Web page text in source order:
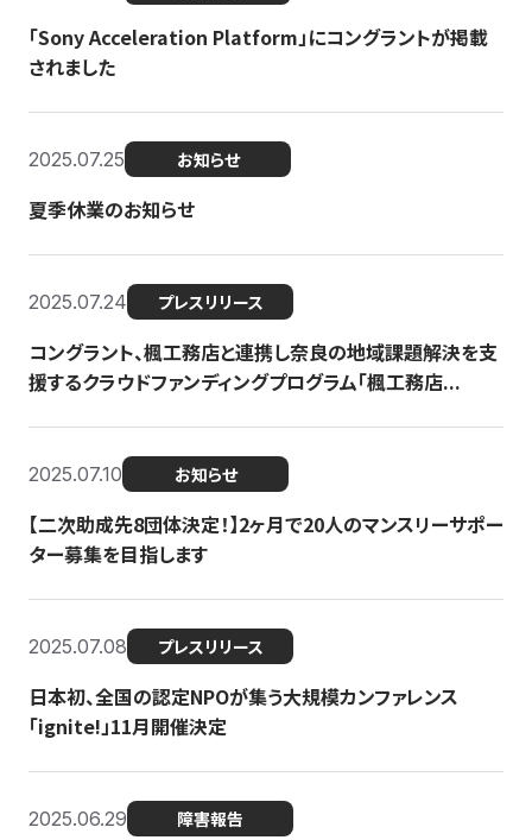
「Sony Acceleration Platform」にコングラントが掲載
されました
2025.07.25 お知らせ
夏季休業のお知らせ
2025.07.24 プレスリリース
コングラント、楓工務店と連携し奈良の地域課題解決を支
援するクラウドファンディングプログラム「楓工務店...
2025.07.10 お知らせ
【二次助成先8団体決定！】2ヶ月で20人のマンスリーサポー
ター募集を目指します
2025.07.08 プレスリリース
日本初、全国の認定NPOが集う大規模カンファレンス
「ignite!」11月開催決定
2025.06.29 障害報告